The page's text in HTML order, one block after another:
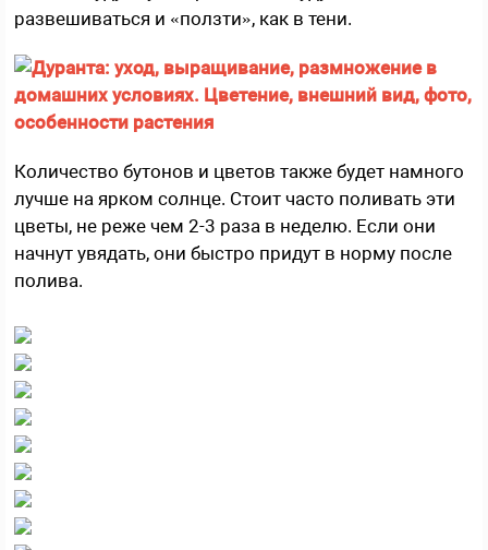
развешиваться и «ползти», как в тени.
Количество бутонов и цветов также будет намного
лучше на ярком солнце. Стоит часто поливать эти
цветы, не реже чем 2-3 раза в неделю. Если они
начнут увядать, они быстро придут в норму после
полива.